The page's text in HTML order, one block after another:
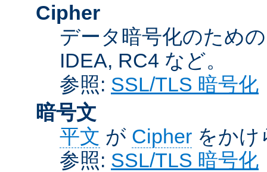
Cipher
データ暗号化のため
IDEA, RC4 など。
参照: SSL/TLS 暗号化
暗号文
平文 が Cipher をかけ
参照: SSL/TLS 暗号化